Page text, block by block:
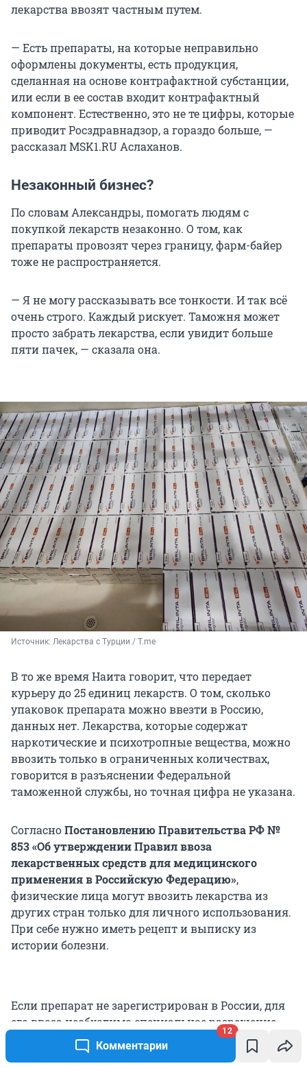
Комментарии
12
лекарства ввозят частным путем.
— Есть препараты, на которые неправильно
оформлены документы, есть продукция,
сделанная на основе контрафактной субстанции,
или если в ее состав входит контрафактный
компонент. Естественно, это не те цифры, которые
приводит Росздравнадзор, а гораздо больше, —
рассказал MSK1.RU Аслаханов.
Незаконный бизнес?
По словам Александры, помогать людям с
покупкой лекарств незаконно. О том, как
препараты провозят через границу, фарм-байер
тоже не распространяется.
— Я не могу рассказывать все тонкости. И так всё
очень строго. Каждый рискует. Таможня может
просто забрать лекарства, если увидит больше
пяти пачек, — сказала она.
Источник: Лекарства с Турции / T.me
В то же время Наита говорит, что передает
курьеру до 25 единиц лекарств. О том, сколько
упаковок препарата можно ввезти в Россию,
данных нет. Лекарства, которые содержат
наркотические и психотропные вещества, можно
ввозить только в ограниченных количествах,
говорится в разъяснении Федеральной
таможенной службы, но точная цифра не указана.
СогласноПостановлению Правительства РФ №
853 «Об утверждении Правил ввоза
лекарственных средств для медицинского
применения в Российскую Федерацию»,
физические лица могут ввозить лекарства из
других стран только для личного использования.
При себе нужно иметь рецепт и выписку из
истории болезни.
Если препарат не зарегистрирован в России, для
его ввоза необходимо специальное разрешение
Минздрава. А при перелете лекарство надо
указать в таможенной декларации. Если не